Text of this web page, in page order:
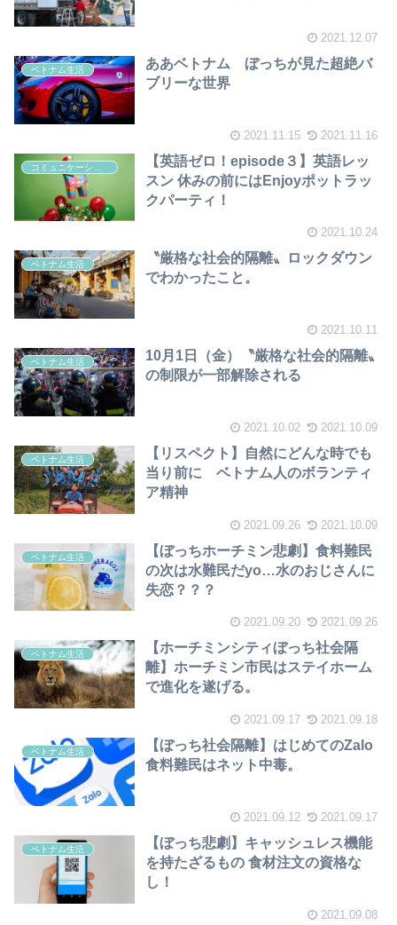
2021.12.07
ベトナム生活
ああベトナム ぼっちが見た超絶バ
ブリーな世界
2021.11.15 2021.11.16
【英語ゼロ！episode３】英語レッ
スン 休みの前にはEnjoyポットラッ
クパーティ！
2021.10.24
ベトナム生活
〝厳格な社会的隔離〟ロックダウン
でわかったこと。
2021.10.11
ベトナム生活
10月1日（金）〝厳格な社会的隔離〟
の制限が一部解除される
2021.10.02 2021.10.09
ベトナム生活
【リスペクト】自然にどんな時でも
当り前に ベトナム人のボランティ
ア精神
2021.09.26 2021.10.09
ベトナム生活
【ぼっちホーチミン悲劇】食料難民
の次は水難民だyo…水のおじさんに
失恋？？？
2021.09.20 2021.09.26
ベトナム生活
【ホーチミンシティぼっち社会隔
離】ホーチミン市民はステイホーム
で進化を遂げる。
2021.09.17 2021.09.18
ベトナム生活
【ぼっち社会隔離】はじめてのZalo
食料難民はネット中毒。
2021.09.12 2021.09.17
ベトナム生活
【ぼっち悲劇】キャッシュレス機能
を持たざるもの 食材注文の資格な
し！
2021.09.08